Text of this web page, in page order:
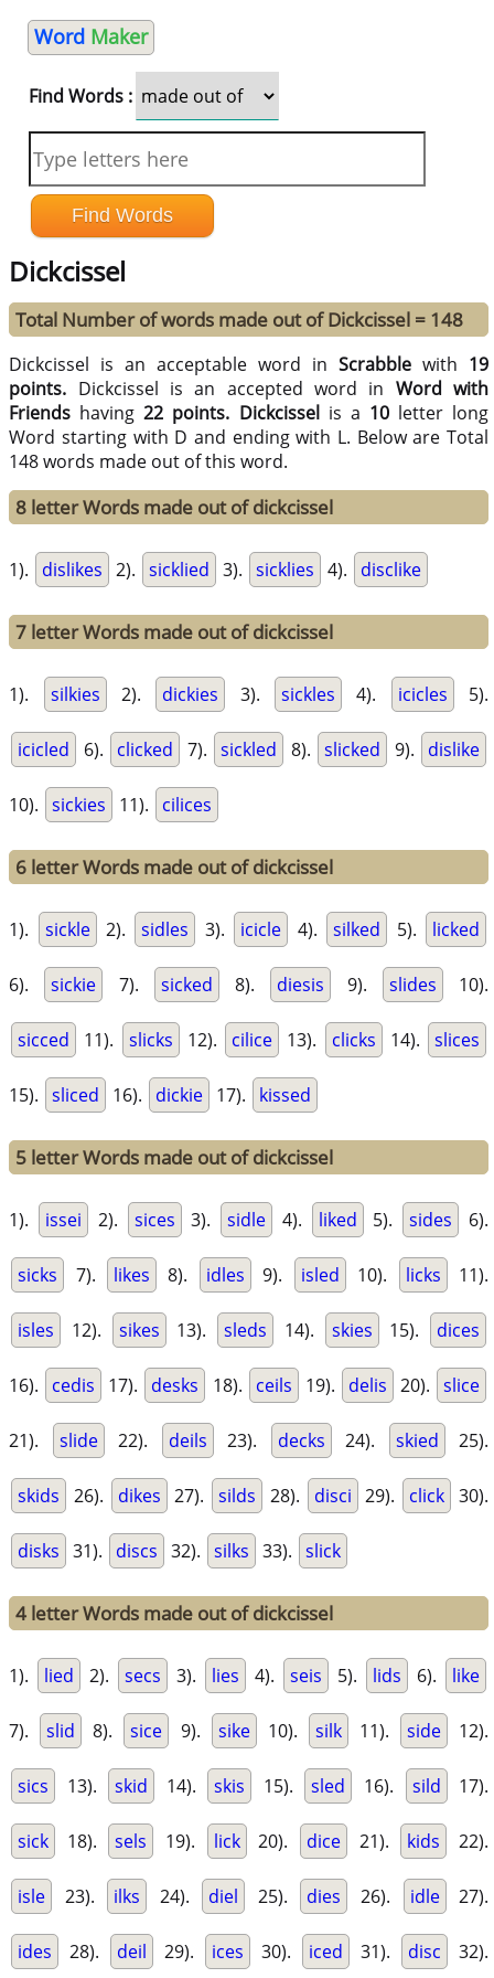
Word Maker
Find Words :
Dickcissel
Total Number of words made out of Dickcissel = 148
Dickcissel is an acceptable word inScrabble with 19
points. Dickcissel is an accepted word in Word with
Friends having22 points. Dickcisselis a 10letter long
Word starting with D and ending with L. Below are Total
148 words made out of this word.
8 letter Words made out of dickcissel
1). dislikes 2). sicklied 3). sicklies 4). disclike
7 letter Words made out of dickcissel
1). silkies 2). dickies 3). sickles 4). icicles 5).
icicled 6). clicked 7). sickled 8). slicked 9). dislike
10). sickies 11). cilices
6 letter Words made out of dickcissel
1). sickle 2). sidles 3). icicle 4). silked 5). licked
6). sickie 7). sicked 8). diesis 9). slides 10).
sicced 11). slicks 12). cilice 13). clicks 14). slices
15). sliced 16). dickie 17). kissed
5 letter Words made out of dickcissel
1). issei 2). sices 3). sidle 4). liked 5). sides 6).
sicks 7). likes 8). idles 9). isled 10). licks 11).
isles 12). sikes 13). sleds 14). skies 15). dices
16). cedis 17). desks 18). ceils 19). delis 20). slice
21). slide 22). deils 23). decks 24). skied 25).
skids 26). dikes 27). silds 28). disci 29). click 30).
disks 31). discs 32). silks 33). slick
4 letter Words made out of dickcissel
1). lied 2). secs 3). lies 4). seis 5). lids 6). like
7). slid 8). sice 9). sike 10). silk 11). side 12).
sics 13). skid 14). skis 15). sled 16). sild 17).
sick 18). sels 19). lick 20). dice 21). kids 22).
isle 23). ilks 24). diel 25). dies 26). idle 27).
ides 28). deil 29). ices 30). iced 31). disc 32).